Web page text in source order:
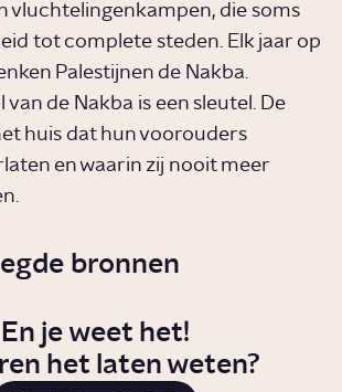
vluchtelingenkampen, die soms
tot complete steden. Elk jaar op
Palestijnen de Nakba.
van de Nakba is een sleutel. De
huis dat hun voorouders
en waarin zij nooit meer
bronnen
En je weet het!
het laten weten?